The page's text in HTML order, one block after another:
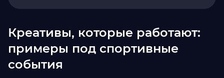
Креативы, которые работают:
примеры под спортивные
события